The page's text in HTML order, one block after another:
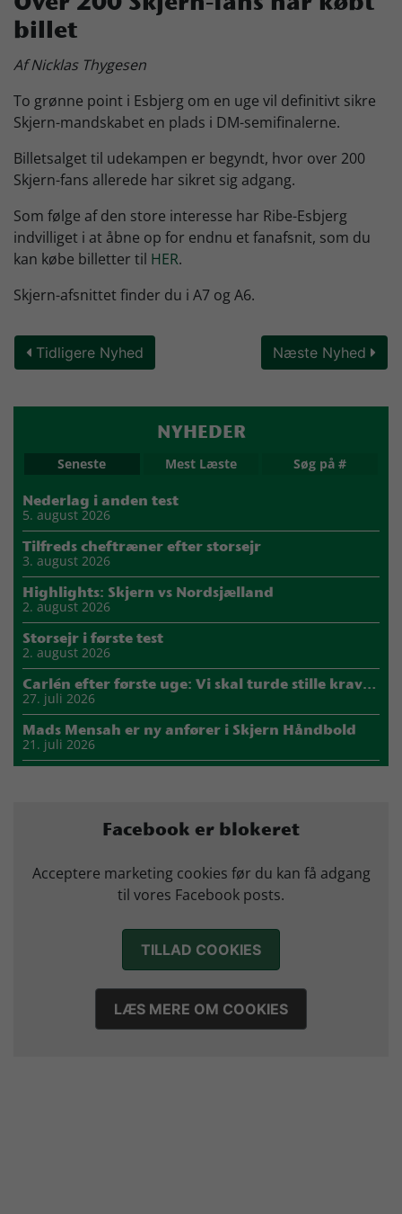
Skjern Bank Grand Prix
Nyhedsbrev
Køb Billet
billet
Af Nicklas Thygesen
To grønne point i Esbjerg om en uge vil definitivt sikre
Skjern-mandskabet en plads i DM-semifinalerne.
Billetsalget til udekampen er begyndt, hvor over 200
Skjern-fans allerede har sikret sig adgang.
Som følge af den store interesse har Ribe-Esbjerg
indvilliget i at åbne op for endnu et fanafsnit, som du
kan købe billetter til HER.
Skjern-afsnittet finder du i A7 og A6.
Tidligere Nyhed Næste Nyhed
NYHEDER
Seneste Mest Læste Søg på #
Nederlag i anden test
5. august 2026
Tilfreds cheftræner efter storsejr
3. august 2026
Highlights: Skjern vs Nordsjælland
2. august 2026
Storsejr i første test
2. august 2026
Carlén efter første uge: Vi skal turde stille krav til hinanden
27. juli 2026
Mads Mensah er ny anfører i Skjern Håndbold
21. juli 2026
Marius Nørsøller udlejes til HØJ Elite
Morten Vium takker af efter 17 sæsoner i grønt
12. juli 2026
Facebook er blokeret
Acceptere marketing cookies før du kan få adgang
til vores Facebook posts.
TILLAD COOKIES
LÆS MERE OM COOKIES